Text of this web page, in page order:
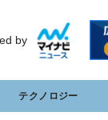
by
テクノロジー